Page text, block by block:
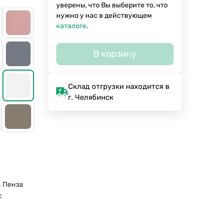
Пенза
уверены, что Вы выберите то, что
нужно у нас в действующем
каталоге.
В корзину
Склад отгрузки находится в
г. Челябинск